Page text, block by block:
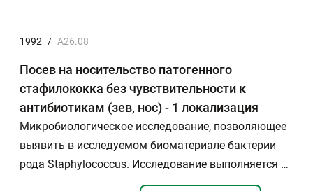
1992 / А26.08
Посев на носительство патогенного
стафилококка без чувствительности к
антибиотикам (зев, нос) - 1 локализация
Микробиологическое исследование, позволяющее
выявить в исследуемом биоматериале бактерии
рода Staphylococcus. Исследование выполняется …